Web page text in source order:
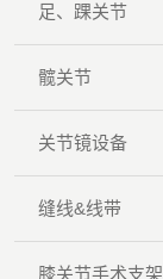
足、踝关节
髋关节
关节镜设备
缝线&线带
膝关节手术支架